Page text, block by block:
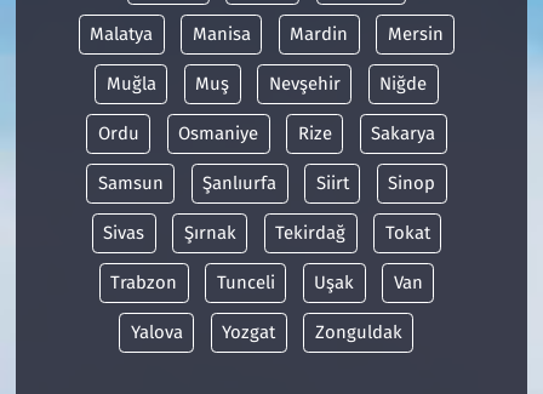
Malatya Manisa Mardin Mersin
Muğla Muş Nevşehir Niğde
Ordu Osmaniye Rize Sakarya
Samsun Şanlıurfa Siirt Sinop
Sivas Şırnak Tekirdağ Tokat
Trabzon Tunceli Uşak Van
Yalova Yozgat Zonguldak